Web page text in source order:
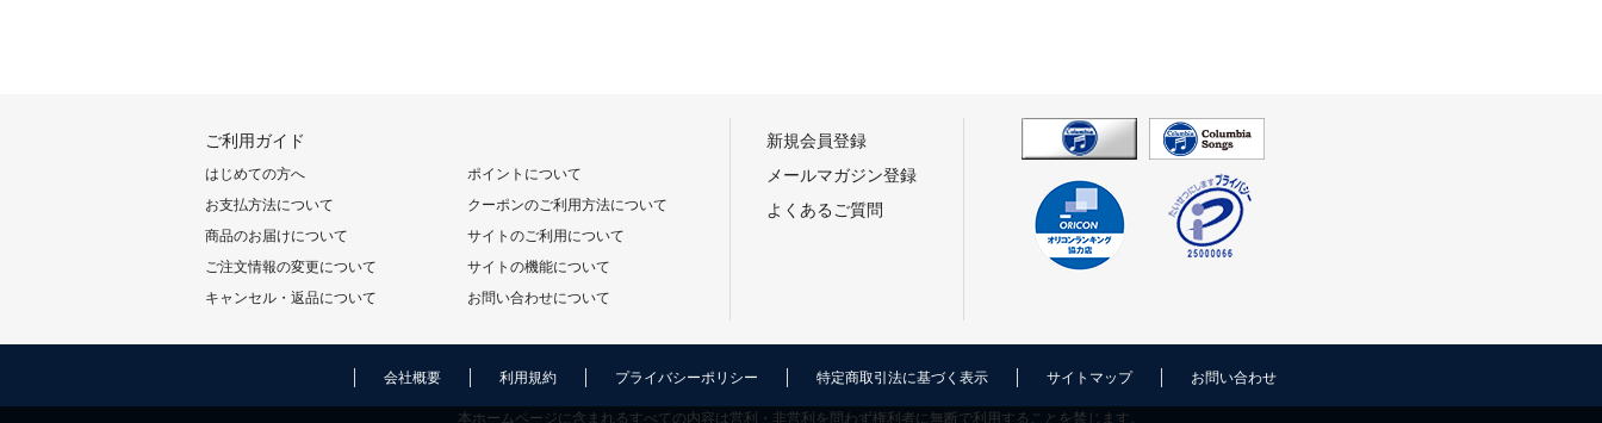
ご利用ガイド
はじめての方へ
お支払方法について
商品のお届けについて
ご注文情報の変更について
キャンセル・返品について
ポイントについて
クーポンのご利用方法について
サイトのご利用について
サイトの機能について
お問い合わせについて
新規会員登録
メールマガジン登録
よくあるご質問
会社概要 利用規約 プライバシーポリシー 特定商取引法に基づく表示 サイトマップ お問い合わせ
本ホームページに含まれるすべての内容は営利・非営利を問わず権利者に無断で利用することを禁じます。